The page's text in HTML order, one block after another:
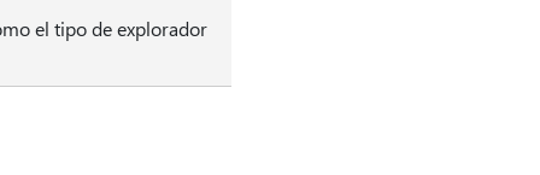
el tipo de explorador